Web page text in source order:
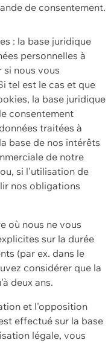
de consentement.
: la base juridique
personnelles à
nous vous
tel est le cas et que
la base juridique
consentement
traitées à
base de nos intérêts
de notre
si l'utilisation de
nos obligations
où nous ne vous
sur la durée
(par ex. dans le
considérer que la
deux ans.
et l'opposition
effectué sur la base
légale, vous